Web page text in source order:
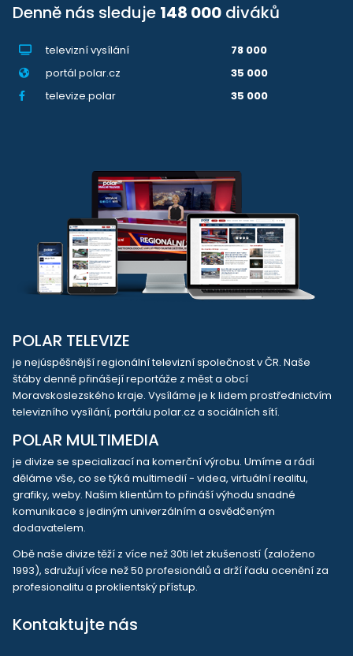
Denně nás sleduje 148 000 diváků
televizní vysílání
78 000
portál polar.cz
35 000
televize.polar
35 000
POLAR TELEVIZE
je nejúspěšnější regionální televizní společnost v ČR. Naše
štáby denně přinášejí reportáže z měst a obcí
Moravskoslezského kraje. Vysíláme je k lidem prostřednictvím
televizního vysílání, portálu polar.cz a sociálních sítí.
POLAR MULTIMEDIA
je divize se specializací na komerční výrobu. Umíme a rádi
děláme vše, co se týká multimedií - videa, virtuální realitu,
grafiky, weby. Našim klientům to přináší výhodu snadné
komunikace s jediným univerzálním a osvědčeným
dodavatelem.
Obě naše divize těží z více než 30ti let zkušeností (založeno
1993), sdružují více než 50 profesionálů a drží řadu ocenění za
profesionalitu a proklientský přístup.
Kontaktujte nás